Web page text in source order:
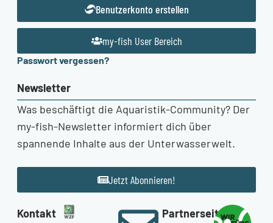
Benutzerkonto erstellen
my-fish User Bereich
Passwort vergessen?
Newsletter
Was beschäftigt die Aquaristik-Community? Der
my-fish-Newsletter informiert dich über
spannende Inhalte aus der Unterwasserwelt.
Jetzt Abonnieren!
Kontakt Partnerseiten